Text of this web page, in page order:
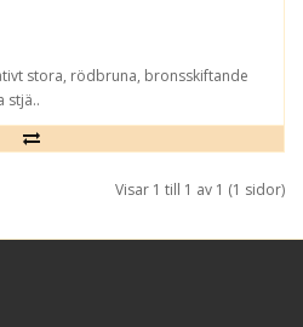
stora, rödbruna, bronsskiftande
stjä..
Visar 1 till 1 av 1 (1 sidor)